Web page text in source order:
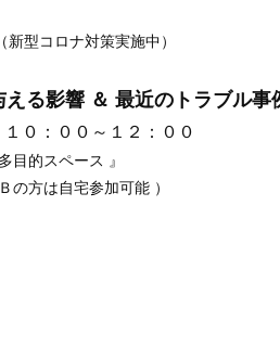
型コロナ対策実施中）
る影響 ＆ 最近のトラブル事
１０：００～１２：００
的スペース 』
方は自宅参加可能 ）